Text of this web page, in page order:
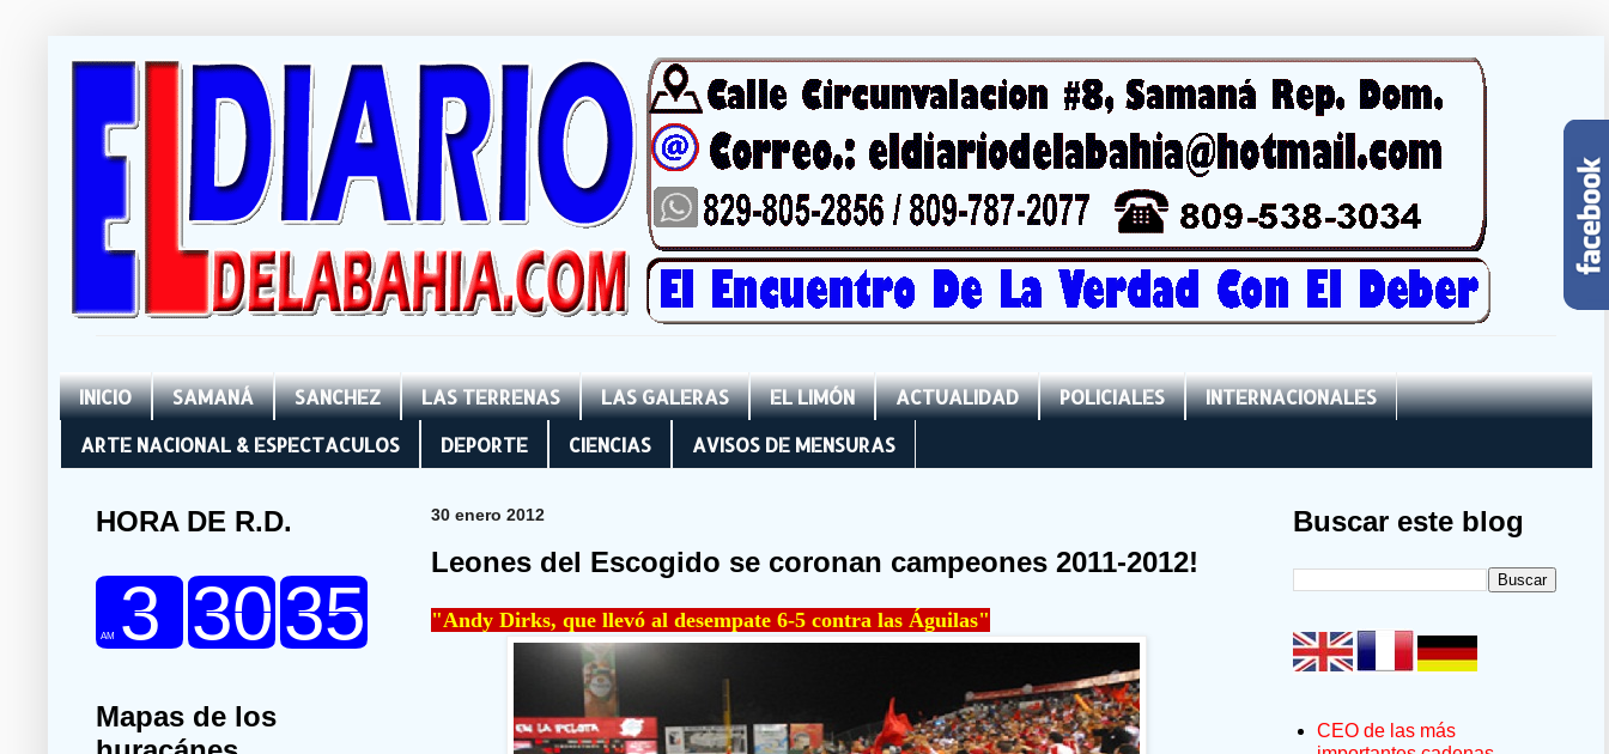
INICIO SAMANÁ SANCHEZ LAS TERRENAS LAS GALERAS EL LIMÓN ACTUALIDAD POLICIALES
INTERNACIONALES
ARTE NACIONAL & ESPECTACULOS
DEPORTE CIENCIAS AVISOS DE MENSURAS
30 enero 2012
Leones del Escogido se coronan campeones 2011-2012!
"Andy Dirks, que llevó al desempate 6-5 contra las Águilas"
HORA DE R.D.
Mapas de los
Buscar este blog
CEO de las más